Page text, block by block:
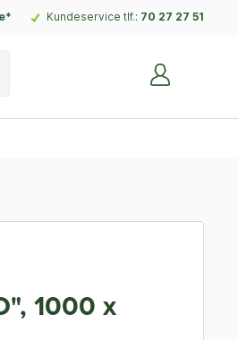
Kundeservice tlf.: 70 27 27 51
1000 x